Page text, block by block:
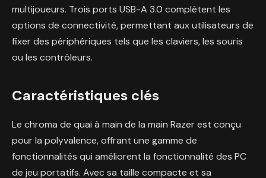
multijoueurs. Trois ports USB-A 3.0 complètent les
options de connectivité, permettant aux utilisateurs de
fixer des périphériques tels que les claviers, les souris
ou les contrôleurs.
Caractéristiques clés
Le chroma de quai à main de la main Razer est conçu
pour la polyvalence, offrant une gamme de
fonctionnalités qui améliorent la fonctionnalité des PC
de jeu portatifs. Avec sa taille compacte et sa